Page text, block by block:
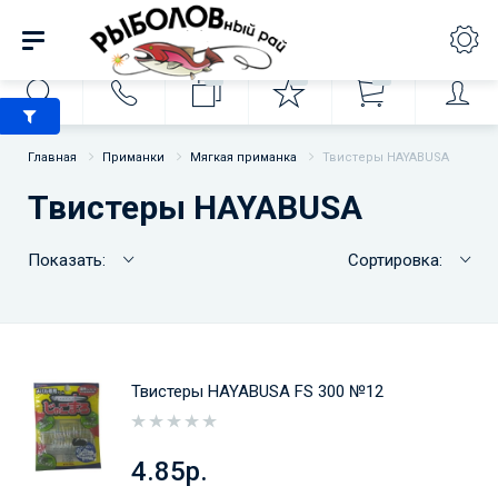
Главная Приманки Мягкая приманка Твистеры HAYABUSA
Твистеры HAYABUSA
Показать: Сортировка:
Твистеры HAYABUSA FS 300 №12
4.85р.